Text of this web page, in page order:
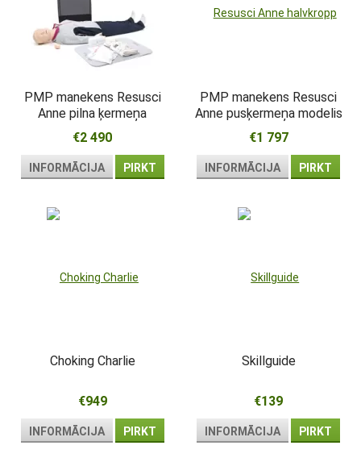
PMP manekens Resusci
Anne pilna ķermeņa
modelis
€2 490
INFORMĀCIJA PIRKT
PMP manekens Resusci
Anne pusķermeņa modelis
€1 797
INFORMĀCIJA PIRKT
Choking Charlie
€949
INFORMĀCIJA PIRKT
Skillguide
€139
INFORMĀCIJA PIRKT